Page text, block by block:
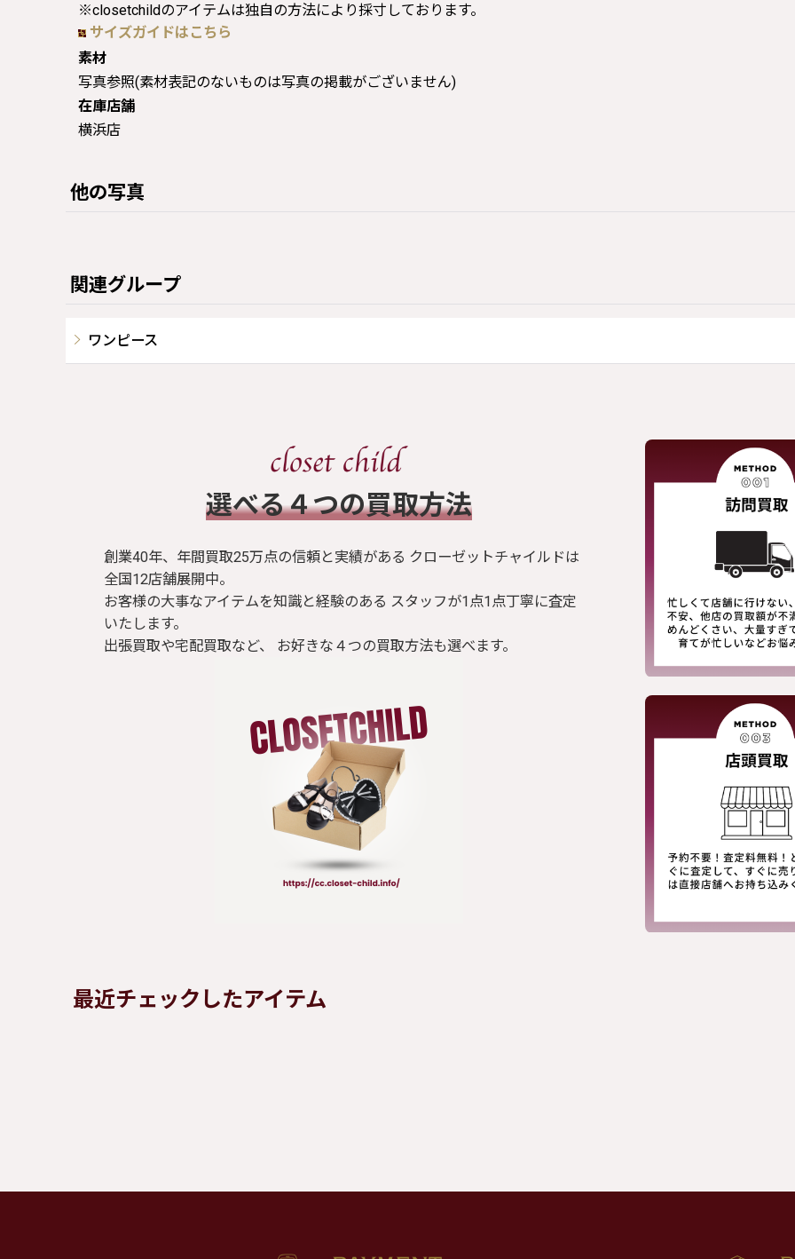
※closetchildのアイテムは独自の方法により採寸しております。
サイズガイドはこちら
素材
写真参照(素材表記のないものは写真の掲載がございません)
在庫店舗
横浜店
他の写真
関連グループ
ワンピース
​選べる４つの買取方法
創業40年、年間買取25万点の信頼と実績がある クローゼットチャイルドは
全国12店舗展開中。
お客様の大事なアイテムを知識と経験のある スタッフが1点1点丁寧に査定
いたします。
出張買取や宅配買取など、 お好きな４つの買取方法も選べます。
最近チェックしたアイテム